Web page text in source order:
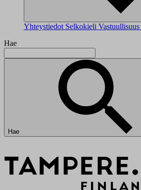
Yhteystiedot Selkokieli Vastuullisuus
Hae
Hae